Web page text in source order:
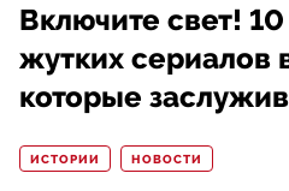
Включите свет!
жутких
которые
ИСТОРИИ НОВОСТИ